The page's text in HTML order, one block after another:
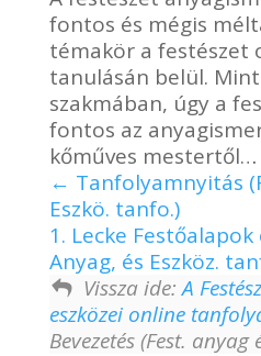
fontos és mégis
témakör a festészet
tanulásán belül.
szakmában, úgy a
fontos az
kőműves mestertől…
Tanfolyamnyitás
Eszkö. tanfo.)
1. Lecke
Anyag, és Eszköz.
Vissza ide:A
eszközei online
Bevezetés (Fest. anyag